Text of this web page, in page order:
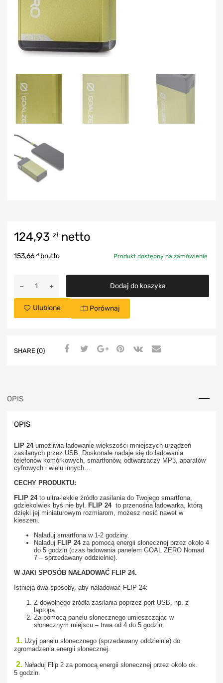
124,93 zł netto
153,66 zł brutto Produkt dostępny na zamówienie
Dodaj do koszyka
Ulubione Porównaj
SHARE (0)
OPIS
OPIS
LIP 24umożliwia ładowanie większości mniejszych urządzeń
zasilanych przez USB. Doskonale nadaje się do ładowania
telefonów komórkowych, smartfonów, odtwarzaczy MP3, aparatów
cyfrowych i wielu innych…
CECHY PRODUKTU:
FLIP 24to ultra-lekkie źródło zasilania do Twojego smartfona,
gdziekolwiek byś nie był.
FLIP 24to przenośna ładowarka, którą
dzięki jej miniaturowym rozmiarom, możesz nosić nawet w
kieszeni.
Naładuj smartfona w 1-2 godziny.
Naładuj FLIP 24za pomocą energii słonecznej przez około 4
do 5 godzin (czas ładowania panelem GOAL ZERO Nomad
7 – sprzedawany oddzielnie).
W JAKI SPOSÓB NAŁADOWAĆ FLIP 24.
Istnieją dwa sposoby, aby naładować FLIP 24:
Z dowolnego źródła zasilania poprzez port USB , np. z
laptopa.
Za pomocą panelu słonecznego umieszczając w
słonecznym miejscu – trwa od 4 do 5 godzin.
1. Użyj panelu słonecznego (sprzedawany oddzielnie) do
zgromadzenia energii słonecznej.
2. Naładuj Flip 2 za pomocą energii słonecznej przez około ok.
5 godzin.